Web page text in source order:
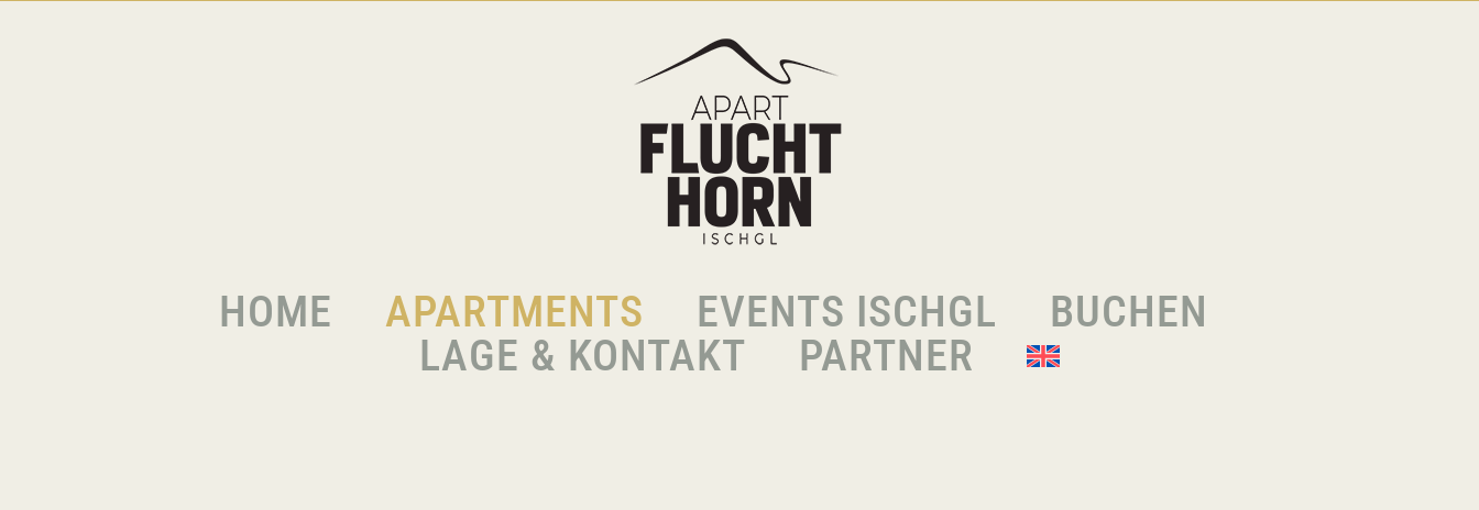
HOME APARTMENTS EVENTS ISCHGL
BUCHEN
LAGE & KONTAKT
PARTNER